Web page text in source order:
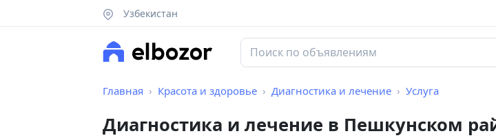
Узбекистан
Главная Красота и здоровье Диагностика и лечение Услуга
Диагностика и лечение в Пешкунском